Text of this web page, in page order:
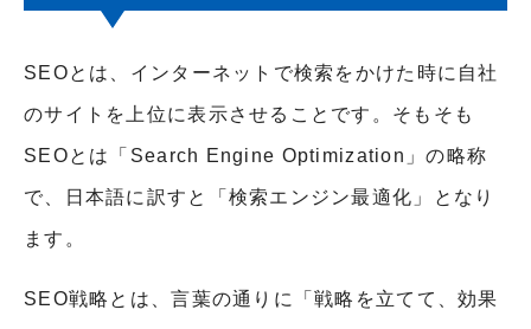
SEOとは、インターネットで検索をかけた時に自社
のサイトを上位に表示させることです。そもそも
SEOとは「Search Engine Optimization」の略称
で、日本語に訳すと「検索エンジン最適化」となり
ます。
SEO戦略とは、言葉の通りに「戦略を立てて、効果